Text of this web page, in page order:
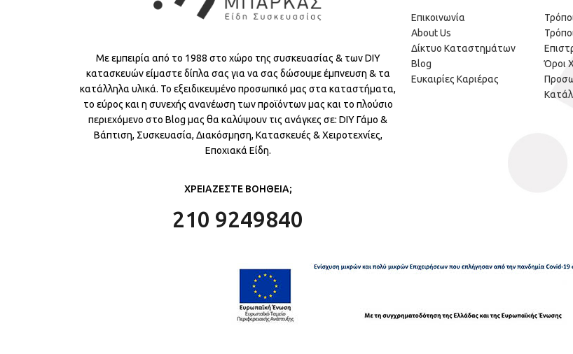
Με εμπειρία από το 1988 στο χώρο της συσκευασίας & των DIY
κατασκευών είμαστε δίπλα σας για να σας δώσουμε έμπνευση & τα
κατάλληλα υλικά. Το εξειδικευμένο προσωπικό μας στα καταστήματα,
το εύρος και η συνεχής ανανέωση των προϊόντων μας και το πλούσιο
περιεχόμενο στο Blog μας θα καλύψουν τις ανάγκες σε: DIY Γάμο &
Βάπτιση, Συσκευασία, Διακόσμηση, Κατασκευές & Χειροτεχνίες,
Εποχιακά Είδη.
ΧΡΕΙΑΖΕΣΤΕ ΒΟΗΘΕΙΑ;
210 9249840
Επικοινωνία
About Us
Δίκτυο Καταστημάτων
Blog
Ευκαιρίες Καριέρας
Όροι